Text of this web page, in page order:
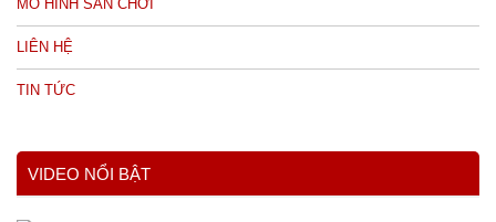
MÔ HÌNH SÂN CHƠI
LIÊN HỆ
TIN TỨC
VIDEO NỔI BẬT